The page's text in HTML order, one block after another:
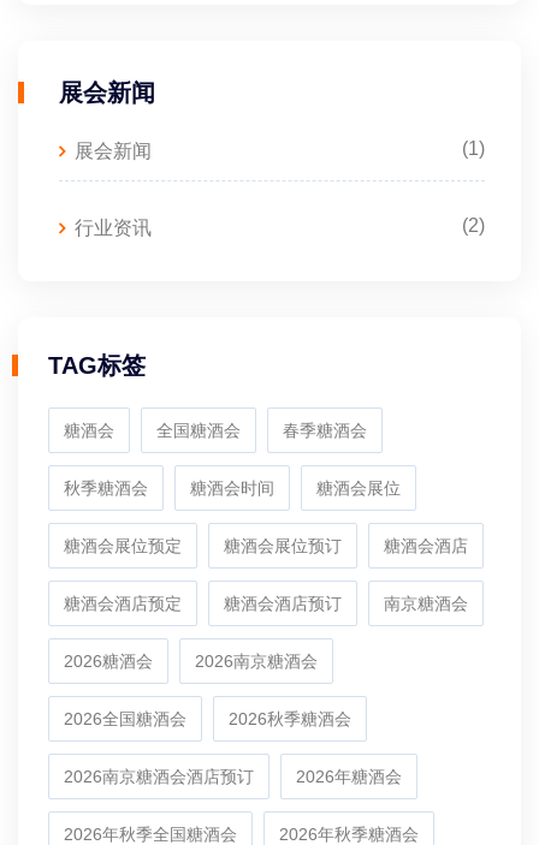
展会新闻
展会新闻 (1)
行业资讯 (2)
TAG标签
糖酒会 全国糖酒会 春季糖酒会
秋季糖酒会 糖酒会时间 糖酒会展位
糖酒会展位预定 糖酒会展位预订 糖酒会酒店
糖酒会酒店预定 糖酒会酒店预订 南京糖酒会
2026糖酒会 2026南京糖酒会
2026全国糖酒会 2026秋季糖酒会
2026南京糖酒会酒店预订 2026年糖酒会
2026年秋季全国糖酒会 2026年秋季糖酒会